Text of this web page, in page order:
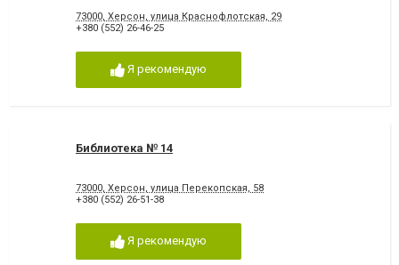
73000, Херсон, улица Краснофлотская, 29
+380 (552) 26-46-25
Я рекомендую
Библиотека № 14
73000, Херсон, улица Перекопская, 58
+380 (552) 26-51-38
Я рекомендую